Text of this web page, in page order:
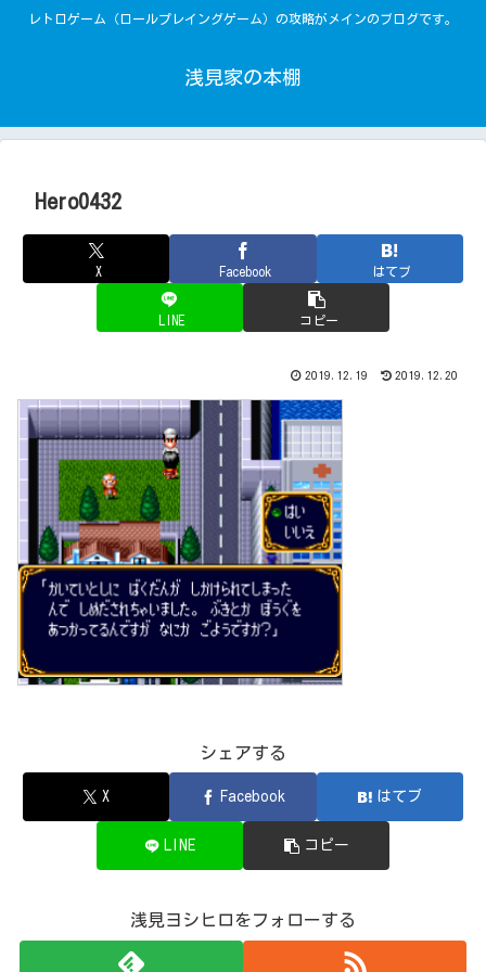
レトロゲーム（ロールプレイングゲーム）の攻略がメインのブログです。
浅見家の本棚
Hero0432
X Facebook はてブ
LINE コピー
2019.12.19 2019.12.20
シェアする
X Facebook はてブ
LINE コピー
浅見ヨシヒロをフォローする